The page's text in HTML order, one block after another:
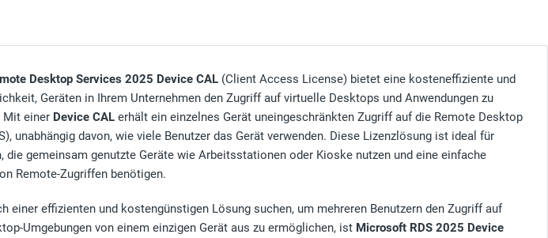
Desktop Services 2025 Device CAL (Client Access License) bietet eine kosteneffiziente und
Geräten in Ihrem Unternehmen den Zugriff auf virtuelle Desktops und Anwendungen zu
Mit einer Device CAL erhält ein einzelnes Gerät uneingeschränkten Zugriff auf die Remote Desktop
unabhängig davon, wie viele Benutzer das Gerät verwenden. Diese Lizenzlösung ist ideal für
die gemeinsam genutzte Geräte wie Arbeitsstationen oder Kioske nutzen und eine einfache
Remote-Zugriffen benötigen.
einer effizienten und kostengünstigen Lösung suchen, um mehreren Benutzern den Zugriff auf
Umgebungen von einem einzigen Gerät aus zu ermöglichen, ist Microsoft RDS 2025 Device